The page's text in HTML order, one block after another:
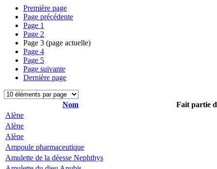
Première page
Page précédente
Page 1
Page 2
Page 3 (page actuelle)
Page 4
Page 5
Page suivante
Dernière page
Nom
Fait partie
Alène
Alène
Alène
Ampoule pharmaceutique
Amulette de la déesse Nephthys